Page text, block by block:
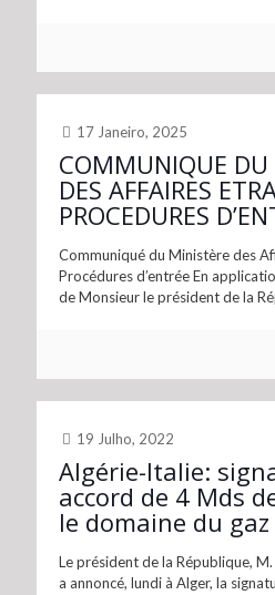
17 Janeiro, 2025
COMMUNIQUE DU
DES AFFAIRES
PROCEDURES
Communiqué du Ministère des
Procédures d’entrée En
de Monsieur le président de la
19 Julho, 2022
Algérie-Italie:
accord de 4 Mds
le domaine du
Le président de la République,
a annoncé, lundi à Alger, la